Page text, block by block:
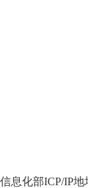
息化部ICP/IP